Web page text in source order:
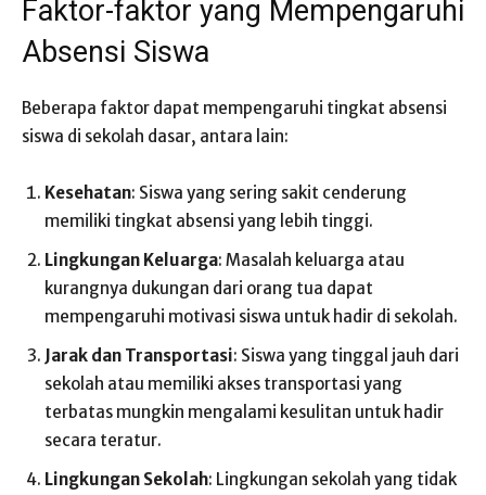
Faktor-faktor yang Mempengaruhi
Absensi Siswa
Beberapa faktor dapat mempengaruhi tingkat absensi
siswa di sekolah dasar, antara lain:
Kesehatan: Siswa yang sering sakit cenderung
memiliki tingkat absensi yang lebih tinggi.
Lingkungan Keluarga: Masalah keluarga atau
kurangnya dukungan dari orang tua dapat
mempengaruhi motivasi siswa untuk hadir di sekolah.
Jarak dan Transportasi: Siswa yang tinggal jauh dari
sekolah atau memiliki akses transportasi yang
terbatas mungkin mengalami kesulitan untuk hadir
secara teratur.
Lingkungan Sekolah: Lingkungan sekolah yang tidak